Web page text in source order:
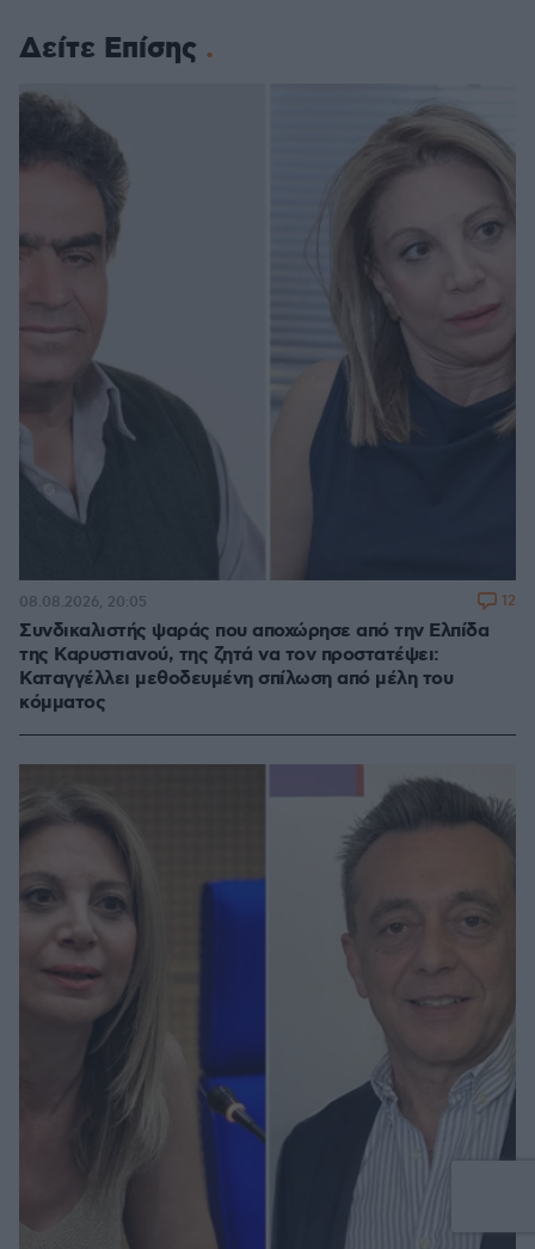
Δείτε Επίσης
Συνδικαλιστής ψαράς που αποχώρησε από την Ελπίδα
της Καρυστιανού, της ζητά να τον προστατέψει:
Καταγγέλλει μεθοδευμένη σπίλωση από μέλη του
κόμματος
08.08.2026, 20:05 12